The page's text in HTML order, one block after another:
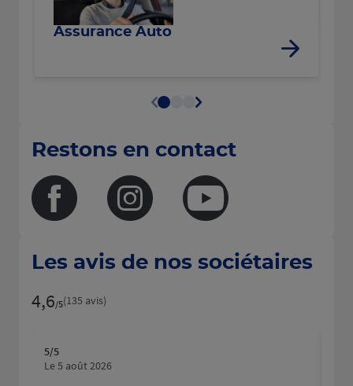
Assurance Auto
Restons en contact
Facebook Instagram Youtube
Les avis de nos sociétaires
4,6/5Note de 4.6 sur 5
(135 avis)
5/5
Le 5 août 2026